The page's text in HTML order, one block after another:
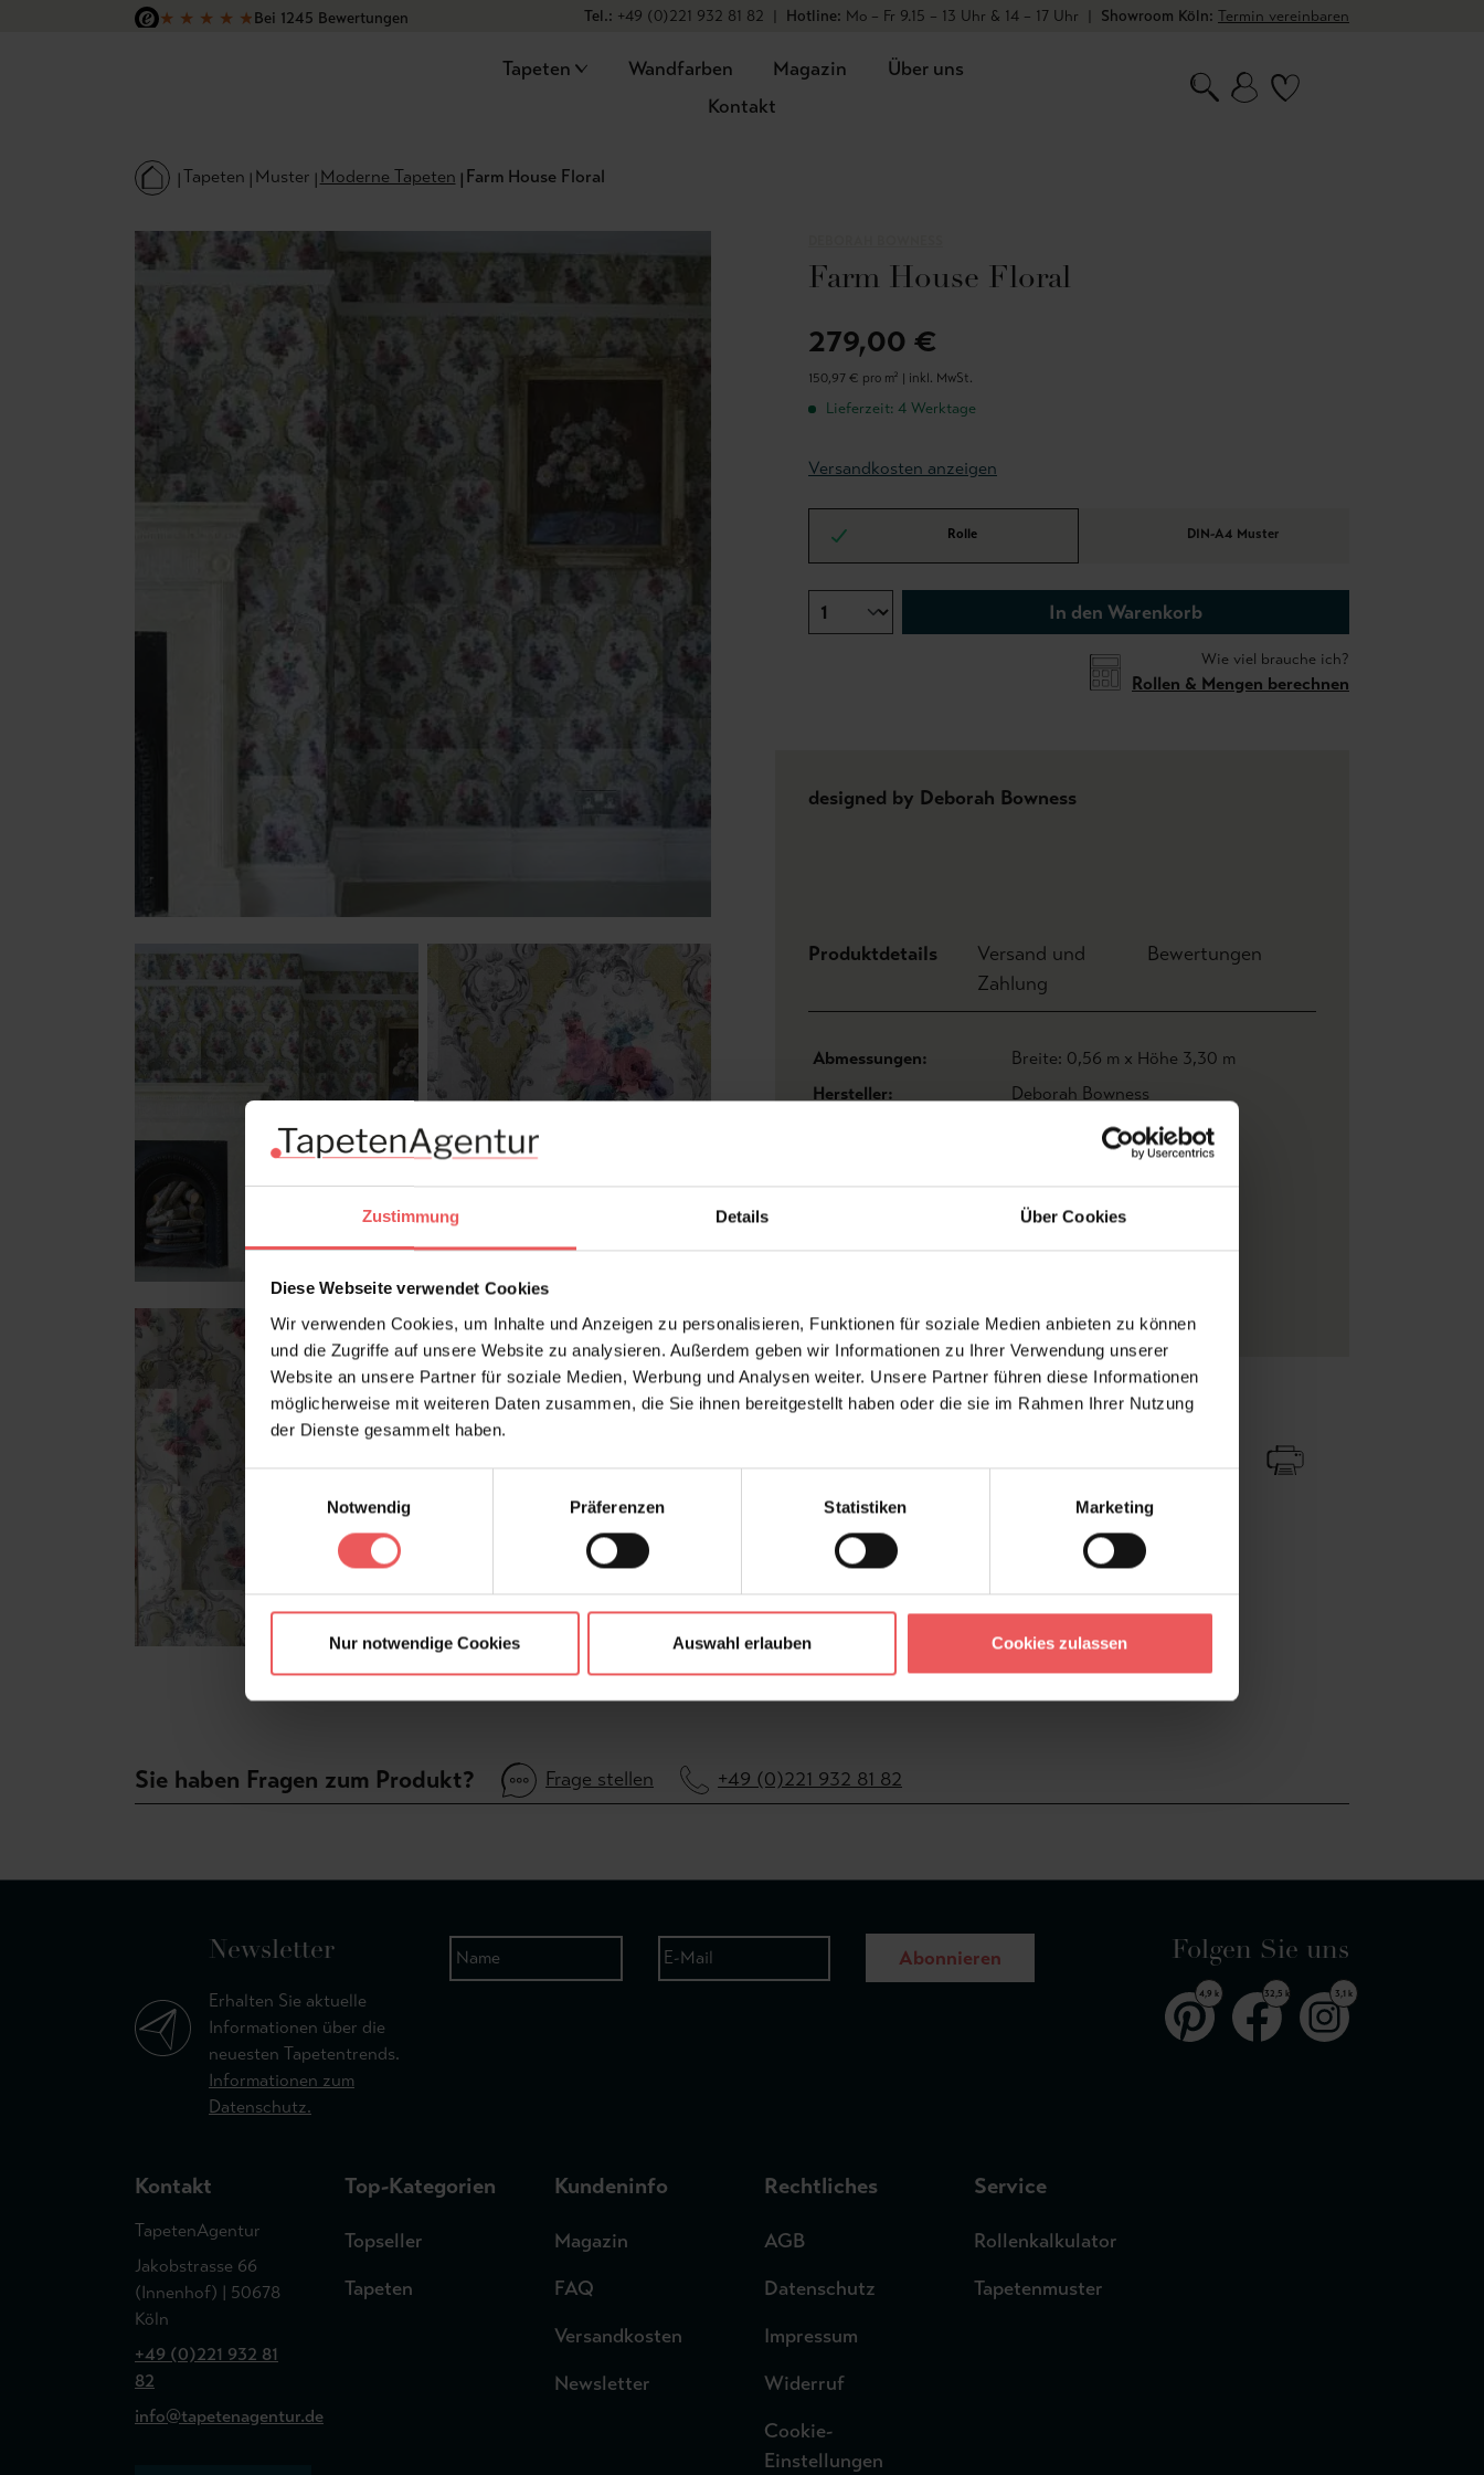
Zustimmung Details Über Cookies
Diese Webseite verwendet Cookies
Wir verwenden Cookies, um Inhalte und Anzeigen zu personalisieren, Funktionen für soziale Medien anbieten zu können
und die Zugriffe auf unsere Website zu analysieren. Außerdem geben wir Informationen zu Ihrer Verwendung unserer
Website an unsere Partner für soziale Medien, Werbung und Analysen weiter. Unsere Partner führen diese Informationen
möglicherweise mit weiteren Daten zusammen, die Sie ihnen bereitgestellt haben oder die sie im Rahmen Ihrer Nutzung
der Dienste gesammelt haben.
Notwendig
Präferenzen Statistiken Marketing
Nur notwendige Cookies Auswahl erlauben Cookies zulassen
Hauptinhalt springen
Zur Suche springen
Zur Hauptnavigation springen
★ ★ ★ ★ ★Bei 1245 Bewertungen
Tel.: +49 (0)221 932 81 82 | Hotline: Mo – Fr 9.15 – 13 Uhr & 14 – 17 Uhr | Showroom Köln: Termin vereinbaren
Tapeten Wandfarben Magazin
Über uns
Kontakt
Tapeten Muster Moderne Tapeten Farm House Floral
Farm House Floral
279,00 €
150,97 € pro m² | inkl. MwSt.
Lieferzeit: 4 Werktage
Versandkosten anzeigen
Rolle DIN-A4 Muster
In den Warenkorb
Wie viel brauche ich?
Rollen & Mengen berechnen
designed by Deborah Bowness
Produktdetails
Versand und
Zahlung
Bewertungen
Abmessungen:
Breite: 0,56 m x Höhe 3,30 m
Hersteller:
Deborah Bowness
, Ornamente Tapeten
, Multicolor
FAQ Zu Favoriten Teilen!
Sie haben Fragen zum Produkt? Frage stellen +49 (0)221 932 81 82
Newsletter
Erhalten Sie aktuelle
Informationen über die
neuesten Tapetentrends.
Informationen zum
Datenschutz.
Abonnieren Folgen Sie uns
4,9 k 32,5 k 3,1 k
Kontakt
TapetenAgentur
Jakobstrasse 66
(Innenhof) | 50678
Köln
+49 (0)221 932 81
82
info@tapetenagentur.de
Top-Kategorien
Topseller
Tapeten
Kundeninfo
Magazin
FAQ
Versandkosten
Newsletter
Rechtliches
AGB
Datenschutz
Impressum
Widerruf
Cookie-
Einstellungen
Service
Rollenkalkulator
Tapetenmuster